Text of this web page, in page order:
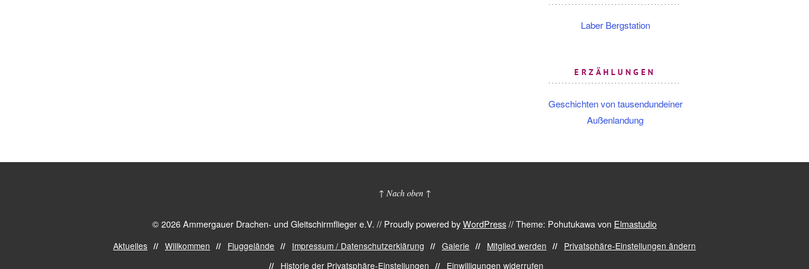
Laber Bergstation
ERZÄHLUNGEN
Geschichten von tausendundeiner
Außenlandung
↑ Nach oben ↑
© 2026 Ammergauer Drachen- und Gleitschirmflieger e.V. // Proudly powered byWordPress//Theme: Pohutukawa von Elmastudio
Aktuelles Willkommen Fluggelände Impressum / Datenschutzerklärung Galerie Mitglied werden
Privatsphäre-Einstellungen ändern
Historie der Privatsphäre-Einstellungen
Einwilligungen widerrufen